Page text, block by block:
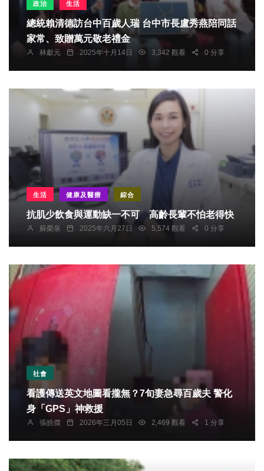
政治 生活
總統賴清德訪台中百歲人瑞 台中市長盧秀燕陪同話
家常、致贈萬元敬老禮金
林獻元 2025年十月14日 3,342 觀看 0 分享
生活 健康及醫療 綜合
抗肌少飲食與運動缺一不可 高齡長輩不怕老得快
蘇榮泉 2025年六月27日 5,574 觀看 0 分享
社會
看護傳送英文地圖看攏無？7旬妻急尋百歲夫 警化
身「GPS」神救援
張皓傑 2026年三月05日 2,469 觀看 1 分享